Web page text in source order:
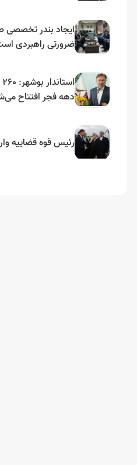
ایجاد بندر تخصصی
ضرورتی راهبردی
دهه فجر افتتاح
رئیس قوه قضاییه